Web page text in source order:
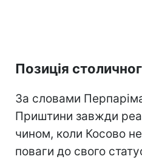
Позиція
За словами
Приштини завжди
чином, коли Косово
поваги до свого